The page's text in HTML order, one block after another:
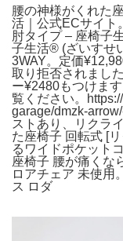
腰の神様がくれた
活｜公式ECサイト
肘タイプ – 座椅子
子生活® (ざいすせ
3WAY。定価
取り拒否されまし
ー¥2480もつけま
覧ください。
garage/dmzk-
ストあり、リクラ
た座椅子 回転式 [
るワイドポケット
座椅子 腰が痛くな
ロアチェア 未使用
ス ロダ